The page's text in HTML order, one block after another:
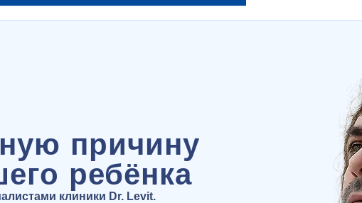
причину
ребёнка
клиники Dr. Levit.